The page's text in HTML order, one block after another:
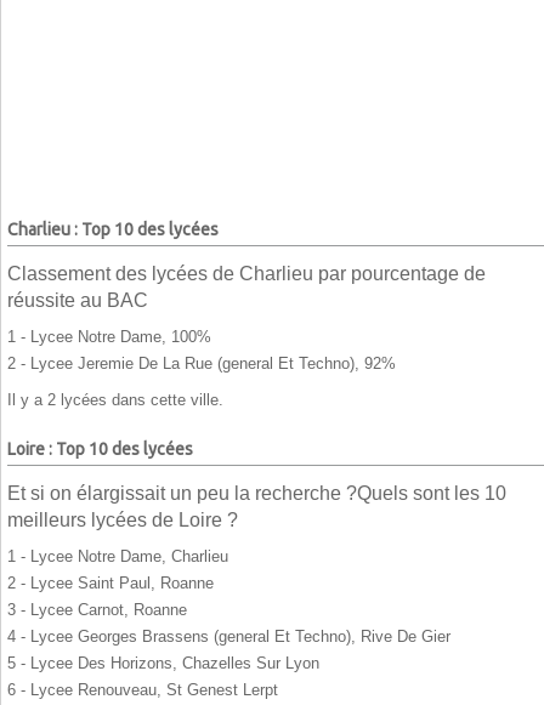
Charlieu : Top 10 des lycées
Classement des lycées de Charlieu par pourcentage de
réussite au BAC
1 - Lycee Notre Dame, 100%
2 - Lycee Jeremie De La Rue (general Et Techno), 92%
Il y a 2 lycées dans cette ville.
Loire : Top 10 des lycées
Et si on élargissait un peu la recherche ?Quels sont les 10
meilleurs lycées de Loire ?
1 - Lycee Notre Dame, Charlieu
2 - Lycee Saint Paul, Roanne
3 - Lycee Carnot, Roanne
4 - Lycee Georges Brassens (general Et Techno), Rive De Gier
5 - Lycee Des Horizons, Chazelles Sur Lyon
6 - Lycee Renouveau, St Genest Lerpt